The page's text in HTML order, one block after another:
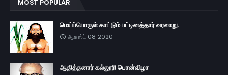
MOST POPULAR
மெய்ப்பொருள் காட்டும் பட்டினத்தார் வரலாறு.
ஆகஸ்ட் 08, 2020
ஆதித்தனார் கல்லூரி பொன்விழா